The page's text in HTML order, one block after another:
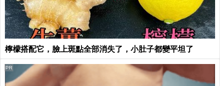
檸檬搭配它，臉上斑點全部消失了，小肚子都變平坦了
PR